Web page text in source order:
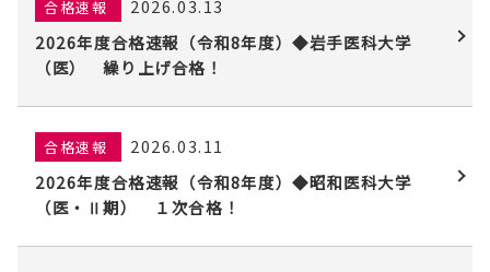
合格速報
2026.03.13
2026年度合格速報（令和8年度）◆岩手医科大学
（医） 繰り上げ合格！
合格速報
2026.03.11
2026年度合格速報（令和8年度）◆昭和医科大学
（医・Ⅱ期） １次合格！